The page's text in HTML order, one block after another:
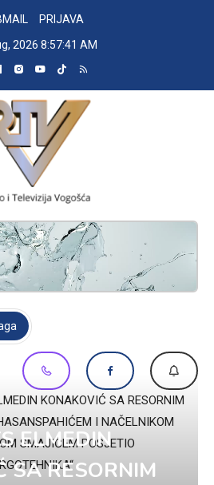
PRIJAVA
2026 8:57:42 AM
TELEVIZIJA VOGOŠĆA
KONAKOVIĆ SA RESORNIM
I NAČELNIKOM
SMAJIĆEM POSJETIO
ELMEDIN
SA RESORNIM